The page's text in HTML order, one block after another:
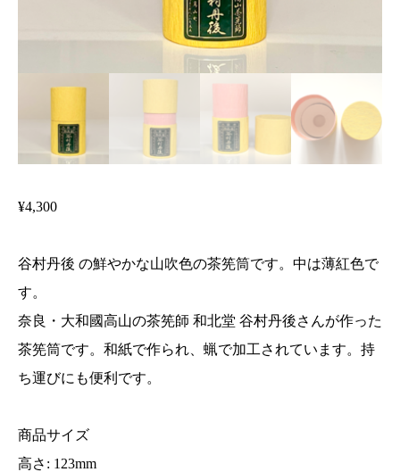
¥4,300
谷村丹後 の鮮やかな山吹色の茶筅筒です。中は薄紅色で
す。
奈良・大和國高山の茶筅師 和北堂 谷村丹後さんが作った
茶筅筒です。和紙で作られ、蝋で加工されています。持
ち運びにも便利です。
商品サイズ
高さ: 123mm